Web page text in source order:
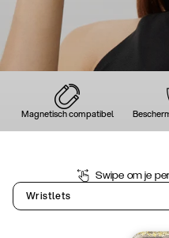
Magnetisch compatibel
Swipe om je
Wristlets